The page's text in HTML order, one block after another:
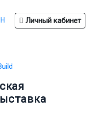
Личный кабинет